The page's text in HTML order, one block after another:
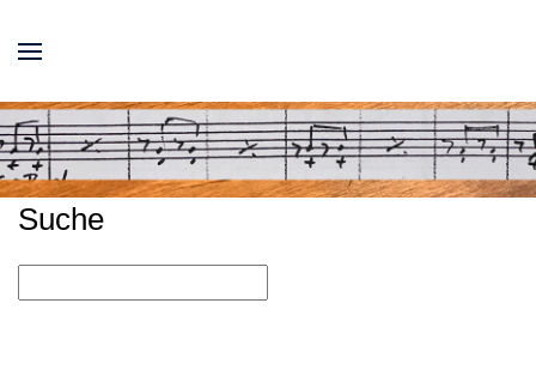
Suche